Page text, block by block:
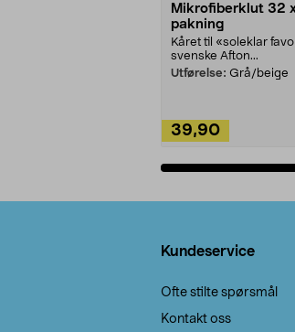
Mikrofiberklut 32
pakning
Kåret til «soleklar
svenske Afton...
Utførelse: Grå/beige
39,90
Kundeservice
Ofte stilte spørsmål
Kontakt oss